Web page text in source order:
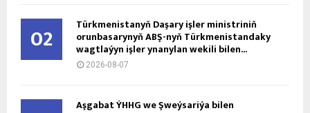
02 Türkmenistanyň Daşary işler ministriniň
orunbasarynyň ABŞ-nyň Türkmenistandaky
wagtlaýyn işler ynanylan wekili bilen...
2026-08-07
Aşgabat ÝHHG we Şweýsariýa bilen